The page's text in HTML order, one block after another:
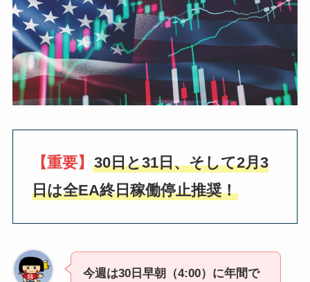
【重要】 30日と31日、そして2月3
日は全EA終日稼働停止推奨！
今週は30日早朝（4:00）に年間で